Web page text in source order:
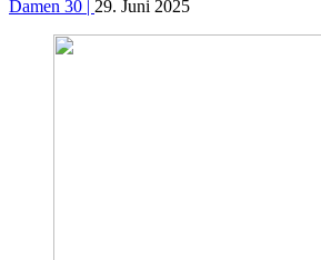
Damen 30 | 29. Juni 2025